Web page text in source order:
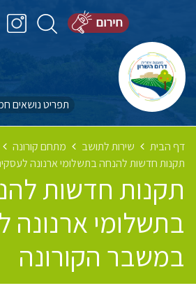
תפריט נושאים
דף הבית שירות לתושב
מתחם קורונה
תקנות חדשות להנחה בתשלומי ארנונה
תקנות חדשות
בתשלומי ארנונה
במשבר הקורונה